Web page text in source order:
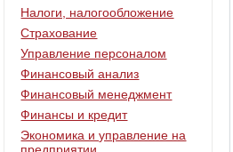
Налоги, налогообложение
Страхование
Управление персоналом
Финансовый анализ
Финансовый менеджмент
Финансы и кредит
Экономика и управление на